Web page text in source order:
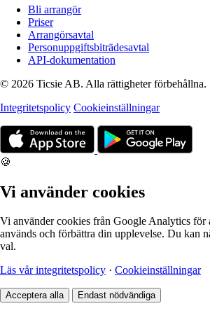
Bli arrangör
Priser
Arrangörsavtal
Personuppgiftsbiträdesavtal
API-dokumentation
© 2026 Ticsie AB. Alla rättigheter förbehållna.
Integritetspolicy Cookieinställningar
🍪
Vi använder cookies
Vi använder cookies från Google Analytics för
används och förbättra din upplevelse. Du kan
val.
Läs vår integritetspolicy · Cookieinställningar
Acceptera alla Endast nödvändiga